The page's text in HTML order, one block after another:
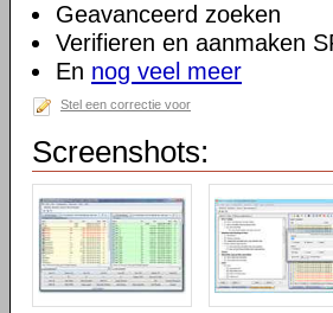
Geavanceerd zoeken
Verifieren en aanmaken
En nog veel meer
Stel een correctie voor
Screenshots: